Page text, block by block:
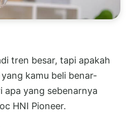
tren besar, tapi apakah
kamu beli benar-
apa yang sebenarnya
HNI Pioneer.